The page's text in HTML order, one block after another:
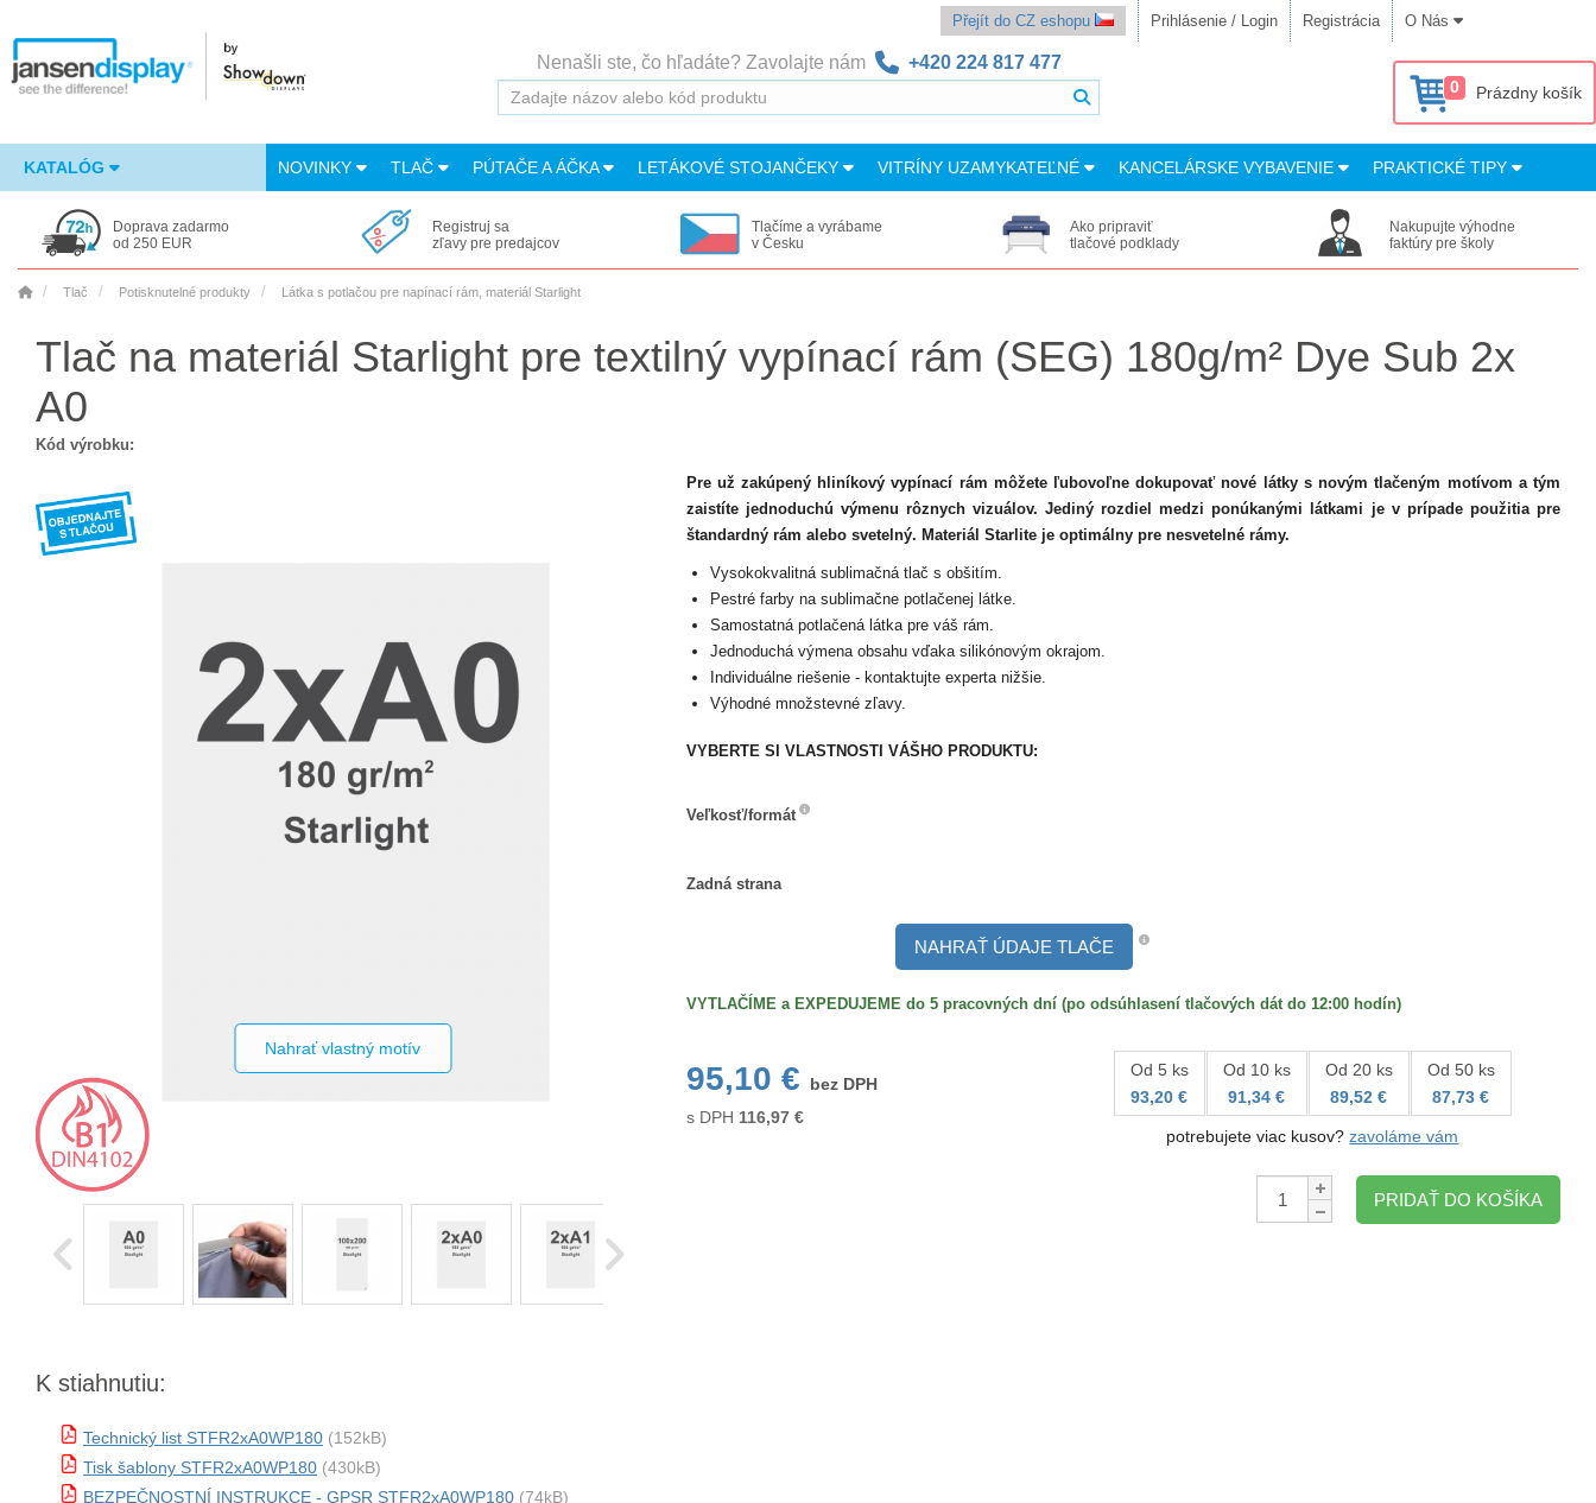
Přejít do CZ eshopu Prihlásenie / Login Registrácia O Nás
Nenašli ste, čo hľadáte? Zavolajte nám +420 224 817 477
0 Prázdny košík
KATALÓG NOVINKY TLAČ PÚTAČE A ÁČKA LETÁKOVÉ STOJANČEKY VITRÍNY UZAMYKATEĽNÉ KANCELÁRSKE VYBAVENIE PRAKTICKÉ TIPY
Doprava zadarmo
od 250 EUR
Registruj sa
zľavy pre predajcov
Tlačíme a vyrábame
v Česku
Ako pripraviť
tlačové podklady
Nakupujte výhodne
faktúry pre školy
Tlač Potisknutelné produkty Látka s potlačou pre napínací rám, materiál Starlight
Tlač na materiál Starlight pre textilný vypínací rám (SEG) 180g/m² Dye Sub 2x
A0
Kód výrobku:
Nahrať vlastný motív
K stiahnutiu:
Technický list STFR2xA0WP180 (152kB)
Tisk šablony STFR2xA0WP180 (430kB)
BEZPEČNOSTNÍ INSTRUKCE - GPSR STFR2xA0WP180 (74kB)
Pre už zakúpený hliníkový vypínací rám môžete ľubovoľne dokupovať nové látky s novým tlačeným motívom a tým
zaistíte jednoduchú výmenu rôznych vizuálov. Jediný rozdiel medzi ponúkanými látkami je v prípade použitia pre
štandardný rám alebo svetelný. Materiál Starlite je optimálny pre nesvetelné rámy.
Vysokokvalitná sublimačná tlač s obšitím.
Pestré farby na sublimačne potlačenej látke.
Samostatná potlačená látka pre váš rám.
Jednoduchá výmena obsahu vďaka silikónovým okrajom.
Individuálne riešenie - kontaktujte experta nižšie.
Výhodné množstevné zľavy.
VYBERTE SI VLASTNOSTI VÁŠHO PRODUKTU:
Veľkosť/formát
Zadná strana
NAHRAŤ ÚDAJE TLAČE
VYTLAČÍME a EXPEDUJEME do 5 pracovných dní (po odsúhlasení tlačových dát do 12:00 hodín)
95,10 €
bez DPH
s DPH 116,97€
Od 5 ks
93,20 €
Od 10 ks
91,34 €
Od 20 ks
89,52 €
Od 50 ks
87,73 €
potrebujete viac kusov?zavoláme vám
Množstvo:
PRIDAŤ DO KOŠÍKA